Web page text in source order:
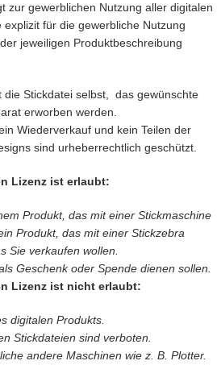
zur gewerblichen Nutzung aller digitalen
für die gewerbliche Nutzung
jeweiligen Produktbeschreibung
die Stickdatei selbst, das gewünschte
erworben werden.
Wiederverkauf und kein Teilen der
sind urheberrechtlich geschützt.
Lizenz ist erlaubt:
Produkt, das mit einer Stickmaschine
Produkt, das mit einer Stickzebra
Sie verkaufen wollen.
Geschenk oder Spende dienen sollen.
Lizenz ist nicht erlaubt:
digitalen Produkts.
Stickdateien sind verboten.
andere Maschinen wie z. B. Plotter.